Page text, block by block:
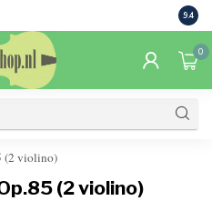
9.4
0
(2 violino)
(2 violino)